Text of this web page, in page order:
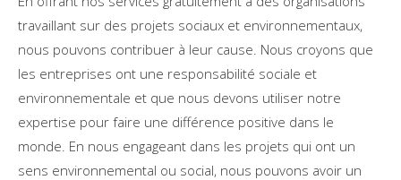
travaillant sur des projets sociaux et environnementaux,
nous pouvons contribuer à leur cause. Nous croyons que
les entreprises ont une responsabilité sociale et
environnementale et que nous devons utiliser notre
expertise pour faire une différence positive dans le
monde. En nous engageant dans les projets qui ont un
sens environnemental ou social, nous pouvons avoir un